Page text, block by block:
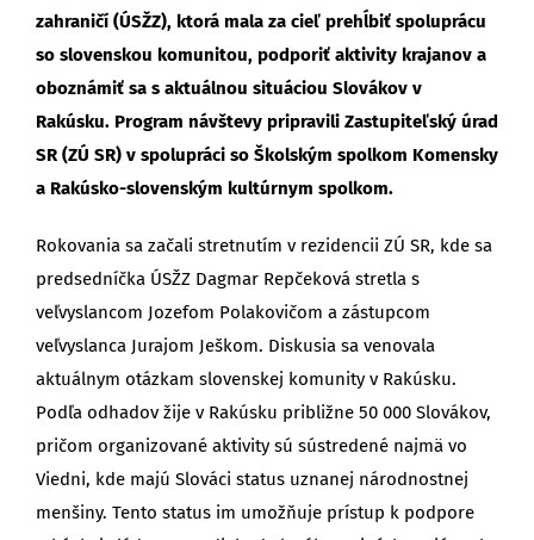
zahraničí (ÚSŽZ), ktorá mala za cieľ prehĺbiť spoluprácu
so slovenskou komunitou, podporiť aktivity krajanov a
oboznámiť sa s aktuálnou situáciou Slovákov v
Rakúsku. Program návštevy pripravili Zastupiteľský úrad
SR (ZÚ SR) v spolupráci so Školským spolkom Komensky
a Rakúsko-slovenským kultúrnym spolkom.
Rokovania sa začali stretnutím v rezidencii ZÚ SR, kde sa
predsedníčka ÚSŽZ Dagmar Repčeková stretla s
veľvyslancom Jozefom Polakovičom a zástupcom
veľvyslanca Jurajom Ješkom. Diskusia sa venovala
aktuálnym otázkam slovenskej komunity v Rakúsku.
Podľa odhadov žije v Rakúsku približne 50 000 Slovákov,
pričom organizované aktivity sú sústredené najmä vo
Viedni, kde majú Slováci status uznanej národnostnej
menšiny. Tento status im umožňuje prístup k podpore